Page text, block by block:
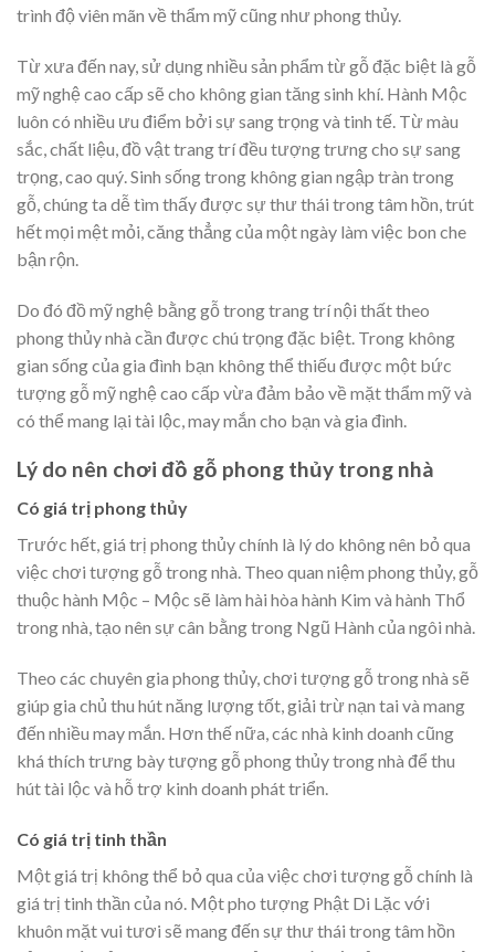
trình độ viên mãn về thẩm mỹ cũng như phong thủy.
Từ xưa đến nay, sử dụng nhiều sản phẩm từ gỗ đặc biệt là gỗ
mỹ nghệ cao cấp sẽ cho không gian tăng sinh khí. Hành Mộc
luôn có nhiều ưu điểm bởi sự sang trọng và tinh tế. Từ màu
sắc, chất liệu, đồ vật trang trí đều tượng trưng cho sự sang
trọng, cao quý. Sinh sống trong không gian ngập tràn trong
gỗ, chúng ta dễ tìm thấy được sự thư thái trong tâm hồn, trút
hết mọi mệt mỏi, căng thẳng của một ngày làm việc bon che
bận rộn.
Do đó đồ mỹ nghệ bằng gỗ trong trang trí nội thất theo
phong thủy nhà cần được chú trọng đặc biệt. Trong không
gian sống của gia đình bạn không thể thiếu được một bức
tượng gỗ mỹ nghệ cao cấp vừa đảm bảo về mặt thẩm mỹ và
có thể mang lại tài lộc, may mắn cho bạn và gia đình.
Lý do nên chơi đồ gỗ phong thủy trong nhà
Có giá trị phong thủy
Trước hết, giá trị phong thủy chính là lý do không nên bỏ qua
việc chơi tượng gỗ trong nhà. Theo quan niệm phong thủy, gỗ
thuộc hành Mộc – Mộc sẽ làm hài hòa hành Kim và hành Thổ
trong nhà, tạo nên sự cân bằng trong Ngũ Hành của ngôi nhà.
Theo các chuyên gia phong thủy, chơi tượng gỗ trong nhà sẽ
giúp gia chủ thu hút năng lượng tốt, giải trừ nạn tai và mang
đến nhiều may mắn. Hơn thế nữa, các nhà kinh doanh cũng
khá thích trưng bày tượng gỗ phong thủy trong nhà để thu
hút tài lộc và hỗ trợ kinh doanh phát triển.
Có giá trị tinh thần
Một giá trị không thể bỏ qua của việc chơi tượng gỗ chính là
giá trị tinh thần của nó. Một pho tượng Phật Di Lặc với
khuôn mặt vui tươi sẽ mang đến sự thư thái trong tâm hồn